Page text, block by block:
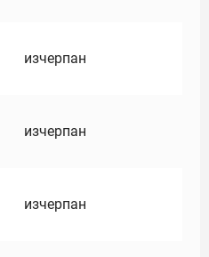
изчерпан
изчерпан
изчерпан